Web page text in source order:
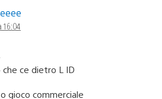
16:04
ce dietro L ID
gioco commerciale